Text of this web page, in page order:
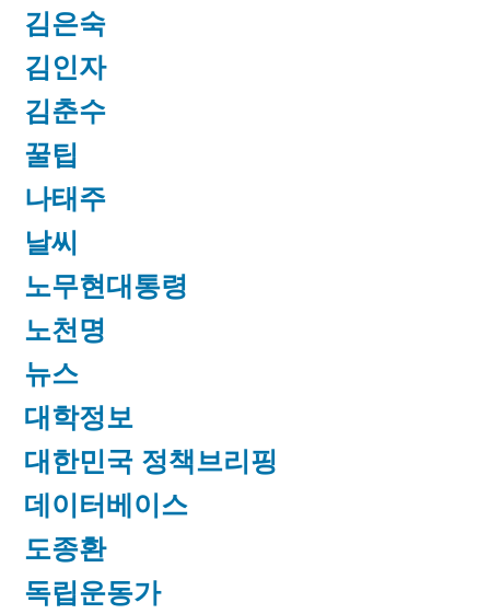
김은숙
김인자
김춘수
꿀팁
나태주
날씨
노무현대통령
노천명
뉴스
대학정보
대한민국 정책브리핑
데이터베이스
도종환
독립운동가